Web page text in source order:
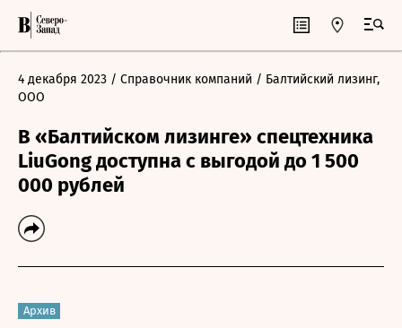
4 декабря 2023 / Справочник компаний / Балтийский лизинг,
ООО
В «Балтийском лизинге» спецтехника
LiuGong доступна c выгодой до 1 500
000 рублей
Архив